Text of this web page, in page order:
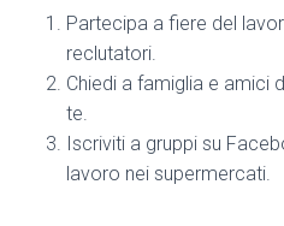
Partecipa a fiere del
reclutatori.
Chiedi a famiglia e amici
te.
Iscriviti a gruppi su
lavoro nei supermercati.